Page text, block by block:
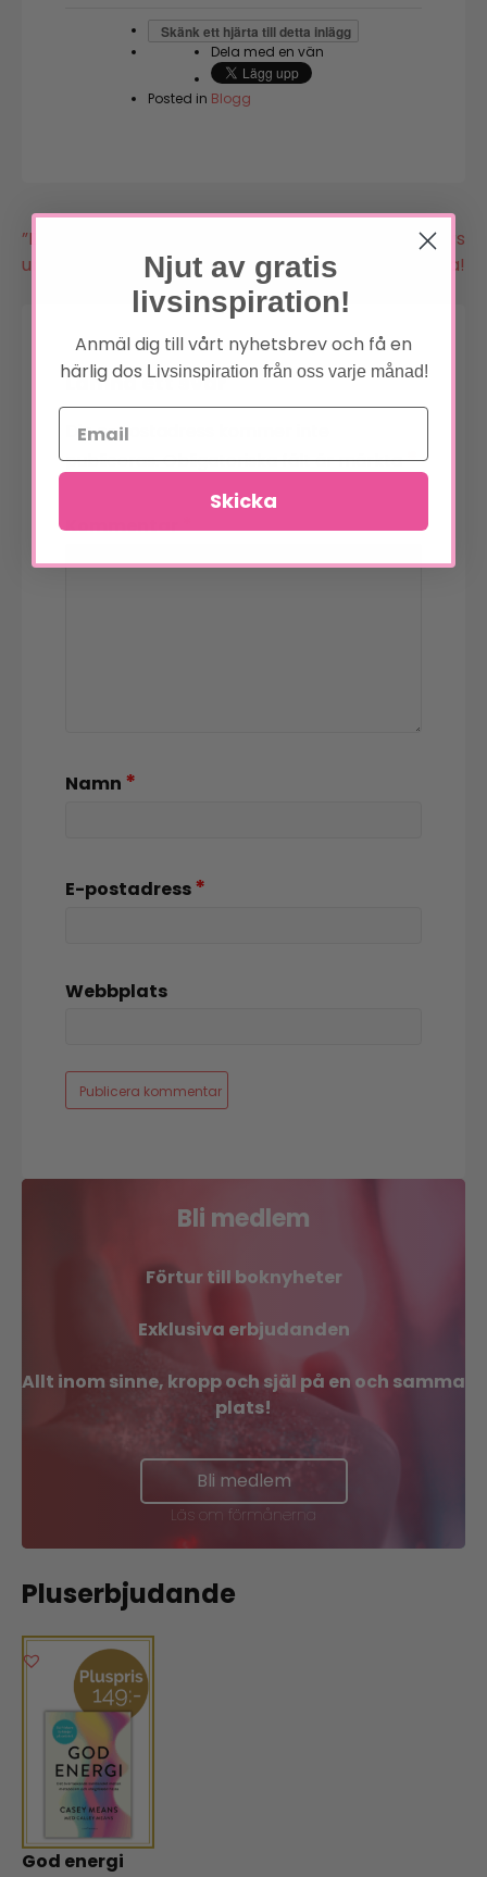
Skänk ett hjärta till detta inlägg
Dela med en vän
Posted in Blogg
Inläggsnavigering
”Den maskulina
urenergin”
Omtyckt Louise Hay-kurs
tillbaka!
Lämna ett svar
Din e-postadress kommer inte
publiceras.Obligatoriska fält är märkta*
Kommentar*
Namn *
E-postadress*
Webbplats
Bli medlem
Förtur till boknyheter
Exklusiva erbjudanden
Allt inom sinne, kropp och själ på en och samma
plats!
Bli medlem
Läs om förmånerna
Pluserbjudande
God energi
Njut av gratis
livsinspiration!
Anmäl dig till vårt nyhetsbrev och få en
härlig dos Livsinspiration från oss varje månad!
Skicka